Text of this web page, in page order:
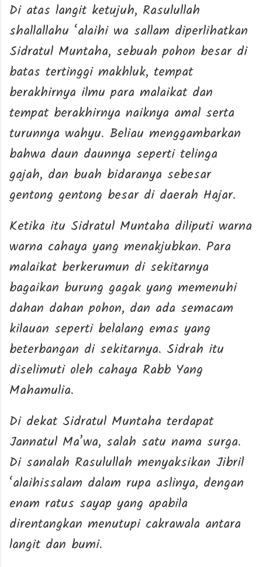
Di atas langit ketujuh, Rasulullah
shallallahu ‘alaihi wa sallam diperlihatkan
Sidratul Muntaha, sebuah pohon besar di
batas tertinggi makhluk, tempat
berakhirnya ilmu para malaikat dan
tempat berakhirnya naiknya amal serta
turunnya wahyu. Beliau menggambarkan
bahwa daun daunnya seperti telinga
gajah, dan buah bidaranya sebesar
gentong gentong besar di daerah Hajar.
Ketika itu Sidratul Muntaha diliputi warna
warna cahaya yang menakjubkan. Para
malaikat berkerumun di sekitarnya
bagaikan burung gagak yang memenuhi
dahan dahan pohon, dan ada semacam
kilauan seperti belalang emas yang
beterbangan di sekitarnya. Sidrah itu
diselimuti oleh cahaya Rabb Yang
Mahamulia.
Di dekat Sidratul Muntaha terdapat
Jannatul Ma’wa, salah satu nama surga.
Di sanalah Rasulullah menyaksikan Jibril
‘alaihissalam dalam rupa aslinya, dengan
enam ratus sayap yang apabila
direntangkan menutupi cakrawala antara
langit dan bumi.